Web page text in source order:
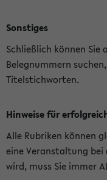
Sonstiges
Schließlich können
Belegnummern
Titelstichworten.
Hinweise für
Alle Rubriken können
eine Veranstaltung bei
wird, muss Sie immer